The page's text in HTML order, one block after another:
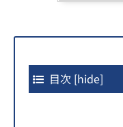
目次 [hide]